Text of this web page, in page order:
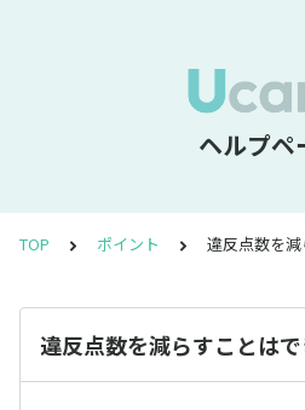
ヘルプペ
TOP ポイント 違反点数を
違反点数を減らすことは